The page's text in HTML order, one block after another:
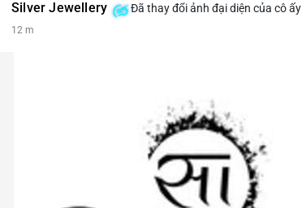
Silver Jewellery Đã thay đổi ảnh đại diện của cô ấy
12 m